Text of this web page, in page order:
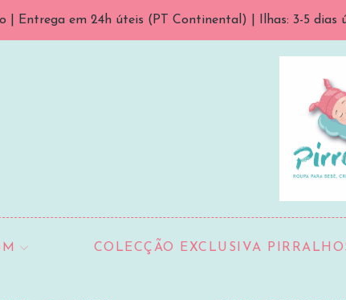
| Entrega em 24h úteis (PT Continental) | Ilhas: 3-5 dias
COLECÇÃO EXCLUSIVA